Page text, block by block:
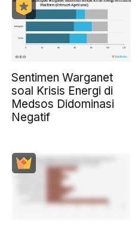
Sentimen Warganet
soal Krisis Energi di
Medsos Didominasi
Negatif